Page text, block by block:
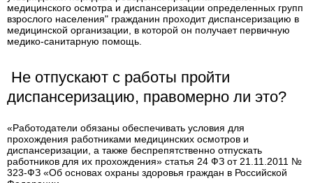
медицинского осмотра и диспансеризации определенных групп
взрослого населения" гражданин проходит диспансеризацию в
медицинской организации, в которой он получает первичную
медико-санитарную помощь.
Не отпускают с работы пройти
диспансеризацию, правомерно ли это?
«Работодатели обязаны обеспечивать условия для
прохождения работниками медицинских осмотров и
диспансеризации, а также беспрепятственно отпускать
работников для их прохождения» статья 24 ФЗ от 21.11.2011 №
323-ФЗ «Об основах охраны здоровья граждан в Российской